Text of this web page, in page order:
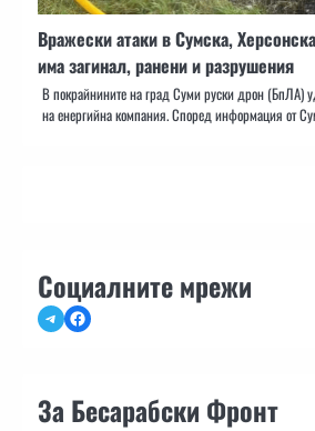
Вражески атаки в Сумска,
има загинал, ранени и разрушения
В покрайнините на град Суми руски дрон (БпЛА)
на енергийна компания. Според информация от
Социалните мрежи
TelegramFacebook
За Бесарабски Фронт